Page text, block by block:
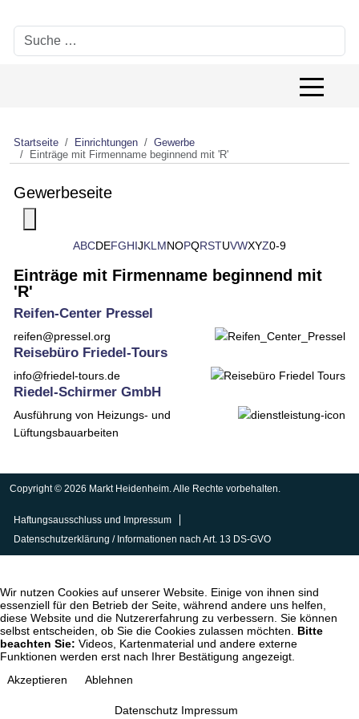
Suchen
Off-
Startseite Einrichtungen
Gewerbe
Einträge mit Firmenname beginnend mit 'R'
Gewerbeseite
ABCDEFGHIJKL MNOPQRSTUVWXYZ0-9
Einträge mit Firmenname beginnend mit
'R'
Reifen-Center Pressel
reifen@pressel.org
Reisebüro Friedel-Tours
info@friedel-tours.de
Riedel-Schirmer GmbH
Ausführung von Heizungs- und
Lüftungsbauarbeiten
Copyright © 2026 Markt Heidenheim. Alle Rechte vorbehalten.
Haftungsausschluss und Impressum
Datenschutzerklärung / Informationen nach Art. 13 DS-GVO
Wir nutzen Cookies auf unserer Website. Einige von ihnen sind
essenziell für den Betrieb der Seite, während andere uns helfen,
diese Website und die Nutzererfahrung zu verbessern. Sie können
selbst entscheiden, ob Sie die Cookies zulassen möchten. Bitte
beachten Sie: Videos, Kartenmaterial und andere externe
Funktionen werden erst nach Ihrer Bestätigung angezeigt.
Akzeptieren
Ablehnen
Datenschutz Impressum